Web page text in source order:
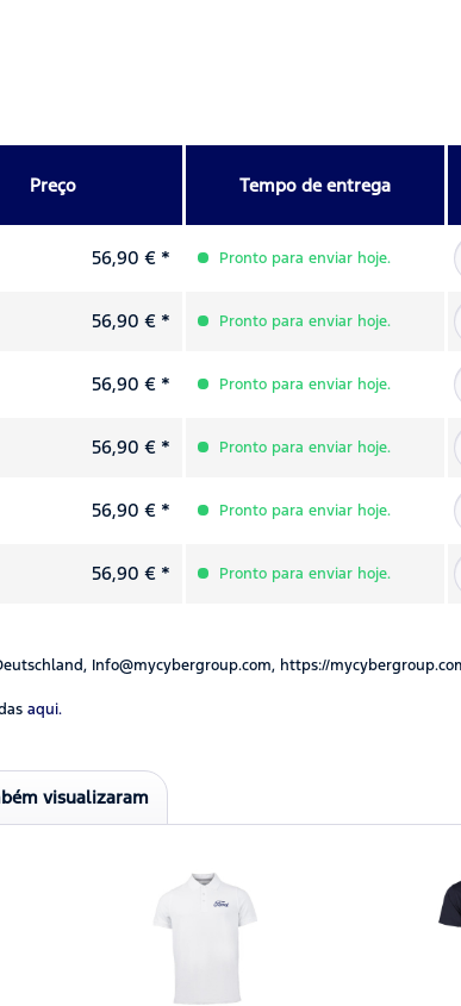
Preço Tempo de entrega
56,90 € * Pronto para enviar hoje.
56,90 € * Pronto para enviar hoje.
56,90 € * Pronto para enviar hoje.
56,90 € * Pronto para enviar hoje.
56,90 € * Pronto para enviar hoje.
56,90 € * Pronto para enviar hoje.
Info@mycybergroup.com, https://
aqui.
visualizaram